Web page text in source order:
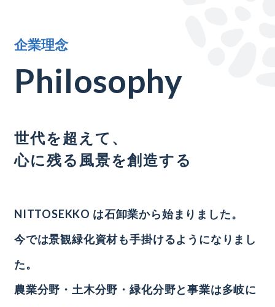
企業理念
Philosophy
世代を超えて、
心に残る風景を創造する
NITTOSEKKO は石卸業から始まりました。
今では景観緑化資材も手掛けるようになりまし
た。
農業分野・土木分野・緑化分野と事業は多岐に